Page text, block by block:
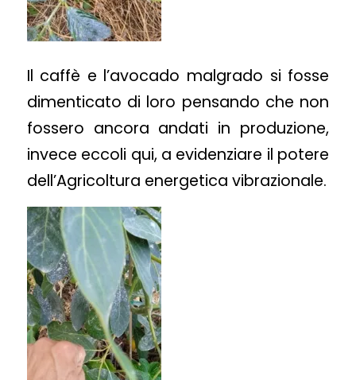
Il caffè e l’avocado malgrado si fosse
dimenticato di loro pensando che non
fossero ancora andati in produzione,
invece eccoli qui, a evidenziare il potere
dell’Agricoltura energetica vibrazionale.